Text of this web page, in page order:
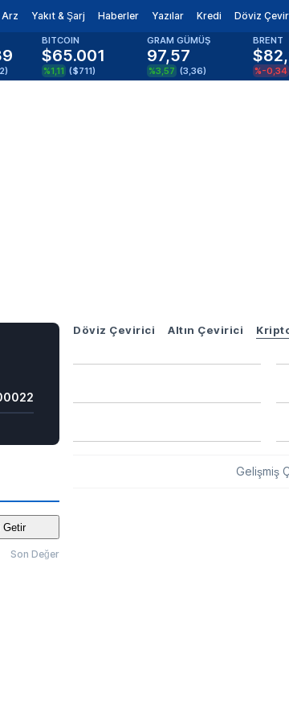
Arz Yakıt & Şarj Haberler Yazılar Kredi Döviz
)
BITCOIN
$65.001
%1,11 ($711)
GRAM GÜMÜŞ
97,57
%3,57 (3,36)
BRENT
%-0,34
Getir
Son Değer
Döviz Çevirici Altın Çevirici
Gelişmiş